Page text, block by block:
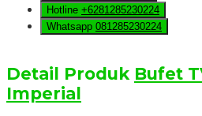
Hotline +6281285230224
Whatsapp 081285230224
Detail Produk Bufet
Imperial